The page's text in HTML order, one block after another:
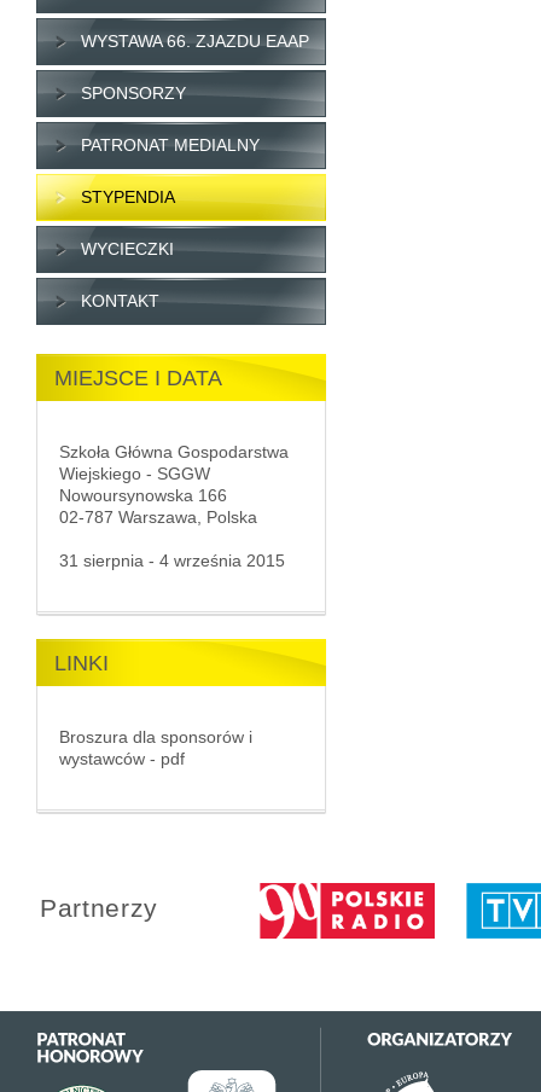
WYSTAWA 66. ZJAZDU EAAP
SPONSORZY
PATRONAT MEDIALNY
STYPENDIA
WYCIECZKI
KONTAKT
MIEJSCE I DATA
Szkoła Główna Gospodarstwa
Wiejskiego - SGGW
Nowoursynowska 166
02-787 Warszawa, Polska
31 sierpnia - 4 września 2015
LINKI
Broszura dla sponsorów i
wystawców - pdf
Partnerzy